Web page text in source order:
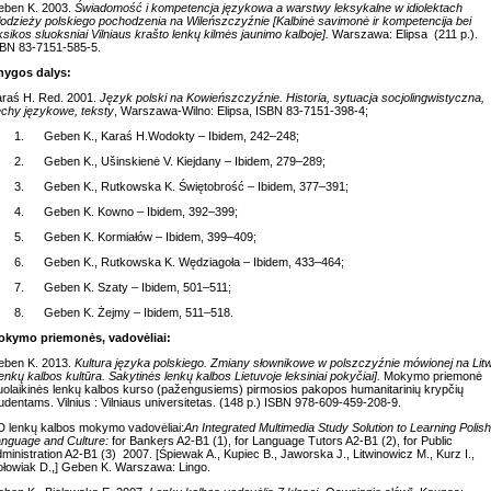
K. 2003. Świadomość i kompetencja językowa a warstwy leksykalne w idiolektach
polskiego pochodzenia na Wileńszczyźnie [Kalbinė savimonė ir kompetencija bei
sluoksniai Vilniaus krašto lenkų kilmės jaunimo kalboje]. Warszawa: Elipsa (211 p.).
83-7151-585-5.
dalys:
H. Red. 2001. Język polski na Kowieńszczyźnie. Historia, sytuacja socjolingwistyczna,
językowe, teksty , Warszawa-Wilno: Elipsa, ISBN 83-7151-398-4;
1. Geben K., Karaś H.Wodokty – Ibidem, 242–248;
2. Geben K., Ušinskienė V. Kiejdany – Ibidem, 279–289;
3. Geben K., Rutkowska K. Świętobrość – Ibidem, 377–391;
4. Geben K. Kowno – Ibidem, 392–399;
5. Geben K. Kormiałów – Ibidem, 399–409;
6. Geben K., Rutkowska K. Wędziagoła – Ibidem, 433–464;
7. Geben K. Szaty – Ibidem, 501–511;
8. Geben K. Żejmy – Ibidem, 511–518.
priemonės, vadovėliai:
K. 2013. Kultura języka polskiego. Zmiany słownikowe w polszczyźnie mówionej na
kalbos kultūra. Sakytinės lenkų kalbos Lietuvoje leksiniai pokyčiai]. Mokymo priemonė
lenkų kalbos kurso (pažengusiems) pirmosios pakopos humanitarinių krypčių
Vilnius : Vilniaus universitetas. (148 p.) ISBN 978-609-459-208-9.
lenkų kalbos mokymo vadovėliai:An Integrated Multimedia Study Solution to Learning Polish
and Culture: for Bankers A2-B1 (1), for Language Tutors A2-B1 (2), for Public
A2-B1 (3) 2007. [Śpiewak A., Kupiec B., Jaworska J., Litwinowicz M., Kurz I.,
D.,] Geben K. Warszawa: Lingo.